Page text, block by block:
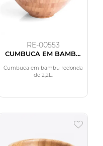
RE-00553
CUMBUCA EM BAMBU
Cumbuca em bambu redonda
de 2,2L.